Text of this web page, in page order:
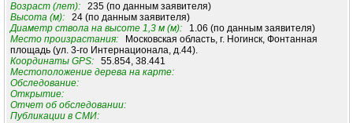
Возраст (лет):235 (по данным заявителя)
Высота (м):24 (по данным заявителя)
Диаметр ствола на высоте 1,3 м (м):1.06 (по данным заявителя)
Место произрастания:Московская область, г. Ногинск, Фонтанная
площадь (ул. 3-го Интернационала, д.44).
Координаты GPS:55.854, 38.441
Местоположение дерева на карте:
Обследование:
Открытие:
Отчет об обследовании:
Публикации в СМИ: